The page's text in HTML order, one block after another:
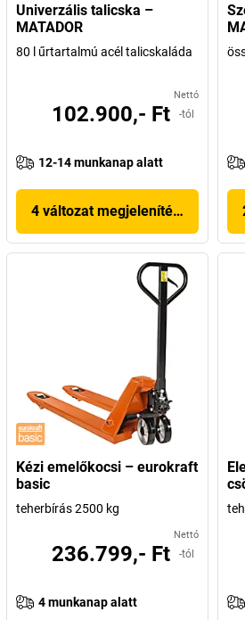
Univerzális talicska –
MATADOR
80 l űrtartalmú acél talicskaláda
Nettó
102.900,- Ft -tól
12-14 munkanap alatt
4 változat megjelenítése
Kézi emelőkocsi – eurokraft
basic
teherbírás 2500 kg
Nettó
236.799,- Ft -tól
4 munkanap alatt